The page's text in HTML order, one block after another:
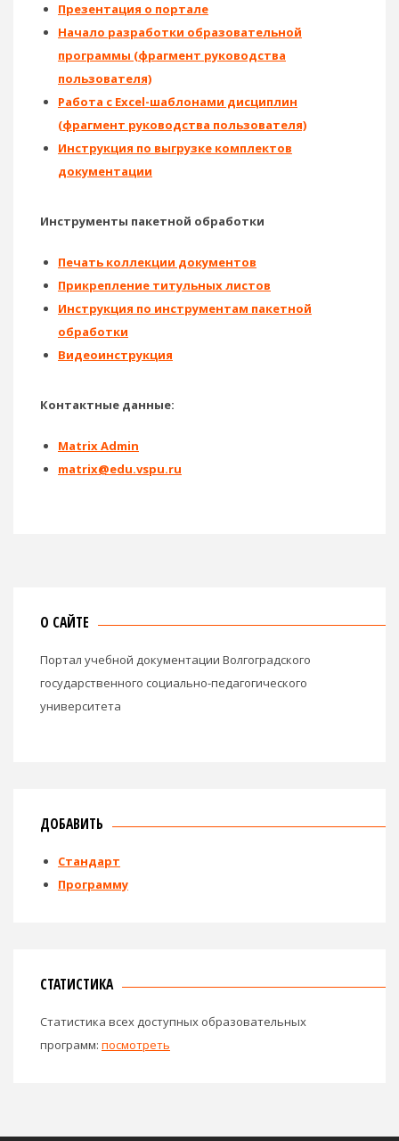
Презентация о портале
Начало разработки образовательной
программы (фрагмент руководства
пользователя)
Работа с Excel-шаблонами дисциплин
(фрагмент руководства пользователя)
Инструкция по выгрузке комплектов
документации
Инструменты пакетной обработки
Печать коллекции документов
Прикрепление титульных листов
Инструкция по инструментам пакетной
обработки
Видеоинструкция
Контактные данные:
Matrix Admin
matrix@edu.vspu.ru
О САЙТЕ
Портал учебной документации Волгоградского
государственного социально-педагогического
университета
ДОБАВИТЬ
Стандарт
Программу
СТАТИСТИКА
Статистика всех доступных образовательных
программ: посмотреть